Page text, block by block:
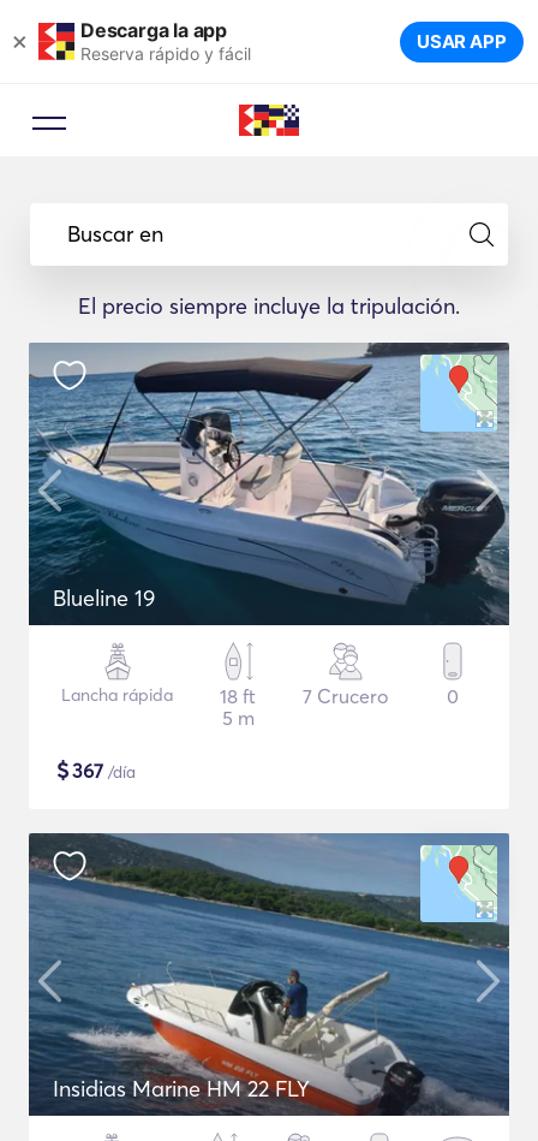
× Descarga la app
Reserva rápido y fácil USAR APP
Buscar en
El precio siempre incluye la tripulación.
Blueline 19
Lancha rápida
18 ft
5 m
7 Crucero 0
$367 /día
Insidias Marine HM 22 FLY